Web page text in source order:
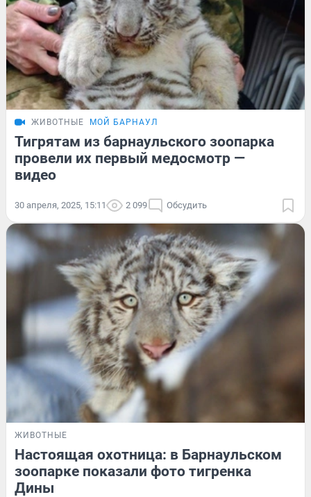
ЖИВОТНЫЕ МОЙ БАРНАУЛ
Тигрятам из барнаульского зоопарка
провели их первый медосмотр —
видео
30 апреля, 2025, 15:11 2 099 Обсудить
ЖИВОТНЫЕ
Настоящая охотница: в Барнаульском
зоопарке показали фото тигренка
Дины